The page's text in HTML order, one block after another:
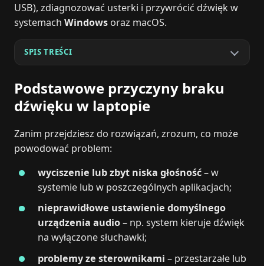
USB), zdiagnozować usterki i przywrócić dźwięk w
systemach Windows oraz macOS.
SPIS TREŚCI
Podstawowe przyczyny braku
dźwięku w laptopie
Zanim przejdziesz do rozwiązań, zrozum, co może
powodować problem:
wyciszenie lub zbyt niska głośność– w
systemie lub w poszczególnych aplikacjach;
nieprawidłowe ustawienie domyślnego
urządzenia audio– np. system kieruje dźwięk
na wyłączone słuchawki;
problemy ze sterownikami – przestarzałe lub